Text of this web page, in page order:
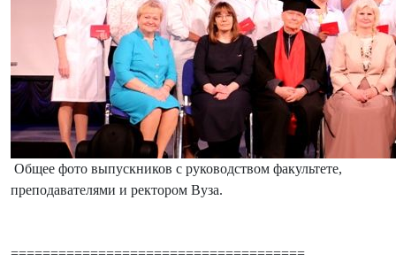
Общее фото выпускников с руководством факультете,
преподавателями и ректором Вуза.
=====================================